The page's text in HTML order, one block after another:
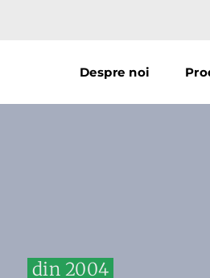
Despre noi
din 2004